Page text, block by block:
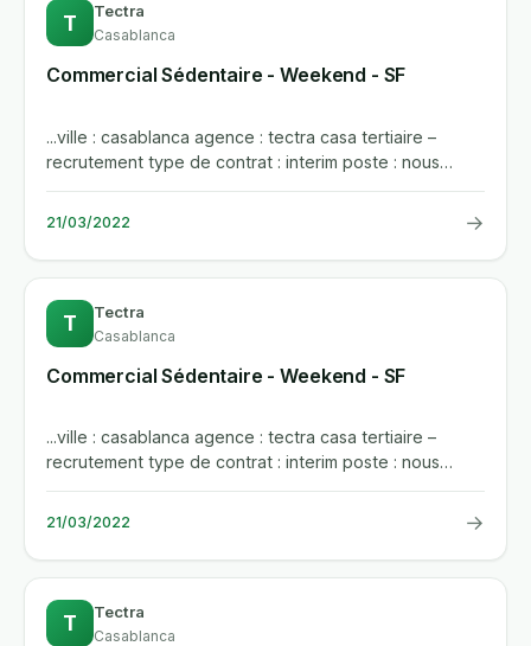
T Tectra
Casablanca
Commercial Sédentaire - Weekend - SF
...ville : casablanca agence : tectra casa tertiaire –
recrutement type de contrat : interim poste : nous
recrutons pour...
21/03/2022 →
T Tectra
Casablanca
Commercial Sédentaire - Weekend - SF
...ville : casablanca agence : tectra casa tertiaire –
recrutement type de contrat : interim poste : nous
recrutons pour...
21/03/2022 →
T Tectra
Casablanca